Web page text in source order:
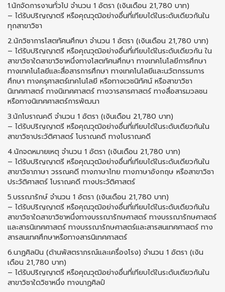
1.นักจัดการงานทั่วไป จำนวน 1 อัตรา (เงินเดือน 21,780 บาท)
– ได้รับปริญญาตรี หรือคุณวุฒิอย่างอื่นที่เทียบได้ในระดับเดียวกันใน
ทุกสาขาวิชา
2.นักวิชาการโสตทัศนศึกษา จำนวน 1 อัตรา (เงินเดือน 21,780 บาท)
– ได้รับปริญญาตรี หรือคุณวุฒิอย่างอื่นที่เทียบได้ในระดับเดียวกัน ใน
สาขาวิชาใดสาขาวิชาหนึ่งทางโสตทัศนศึกษา ทางเทคโนโลยีการศึกษา
ทางเทคโนโลยีและสื่อสารการศึกษา ทางเทคโนโลยีและนวัตกรรมการ
ศึกษา ทางครุศาสตร์เทคโนโลยี หรือทางเวชนิทัศน์ หรือสาขาวิชา
นิเทศศาสตร์ ทางนิเทศศาสตร์ ทางวารสารศาสตร์ ทางสื่อสารมวลชน
หรือทางนิเทศศาสตร์การพัฒนา
3.นักโบราณคดี จำนวน 1 อัตรา (เงินเดือน 21,780 บาท)
– ได้รับปริญญาตรี หรือคุณวุฒิอย่างอื่นที่เทียบได้ในระดับเดียวกันใน
สาขาวิชาประวัติศาสตร์ โบราณคดี ทางโบราณคดี
4.นักจดหมายเหตุ จำนวน 1 อัตรา (เงินเดือน 21,780 บาท)
– ได้รับปริญญาตรี หรือคุณวุฒิอย่างอื่นที่เทียบได้ในระดับเดียวกันใน
สาขาวิชาภาษา วรรณคดี ทางภาษาไทย ทางภาษาอังกฤษ หรือสาขาวิชา
ประวัติศาสตร์ โบราณคดี ทางประวัติศาสตร์
5.บรรณารักษ์ จำนวน 1 อัตรา (เงินเดือน 21,780 บาท)
– ได้รับปริญญาตรี หรือคุณวุฒิอย่างอื่นที่เทียบได้ในระดับเดียวกันใน
สาขาวิชาใดสาขาวิชาหนึ่งทางบรรณารักษศาสตร์ ทางบรรณารักษศาสตร์
และสารนิเทศศาสตร์ ทางบรรณารักษศาสตร์และสารสนเทศศาสตร์ ทาง
สารสนเทศศึกษาหรือทางสารนิเทศศาสตร์
6.นาฏศิลปิน (ด้านพัสตราภรณ์และเครื่องโรง) จำนวน 1 อัตรา (เงิน
เดือน 21,780 บาท)
– ได้รับปริญญาตรี หรือคุณวุฒิอย่างอื่นที่เทียบได้ในระดับเดียวกันใน
สาขาวิชาใดวิชาหนึ่ง ทางนาฏศิลป์